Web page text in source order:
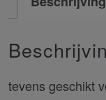
tevens geschikt